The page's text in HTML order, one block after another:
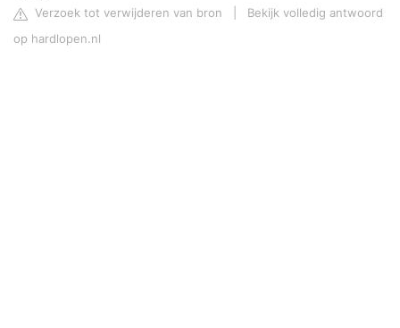
Verzoek tot verwijderen van bron
Bekijk volledig antwoord
op hardlopen.nl